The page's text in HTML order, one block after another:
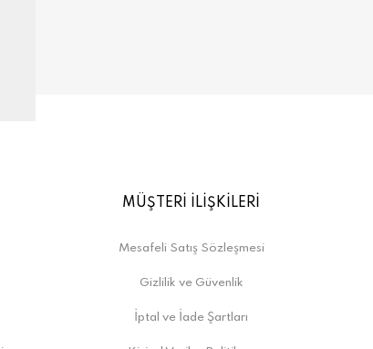
MÜŞTERİ İLİŞKİLERİ
Mesafeli Satış Sözleşmesi
Gizlilik ve Güvenlik
İptal ve İade Şartları